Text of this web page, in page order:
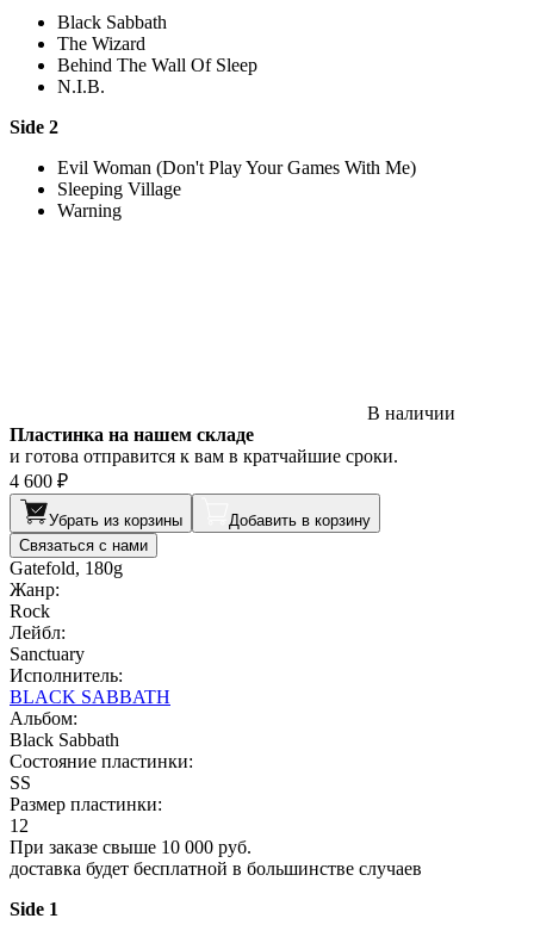
Black Sabbath
The Wizard
Behind The Wall Of Sleep
N.I.B.
Side 2
Evil Woman (Don't Play Your Games With Me)
Sleeping Village
Warning
В наличии
Пластинка на нашем складе
и готова отправится к вам в кратчайшие сроки.
4 600 ₽
Убрать из корзины
Добавить в корзину
Связаться с нами
Gatefold, 180g
Жанр:
Rock
Лейбл:
Sanctuary
Исполнитель:
BLACK SABBATH
Альбом:
Black Sabbath
Состояние пластинки:
SS
Размер пластинки:
12
При заказе свыше 10 000 руб.
доставка будет бесплатной в большинстве случаев
Side 1